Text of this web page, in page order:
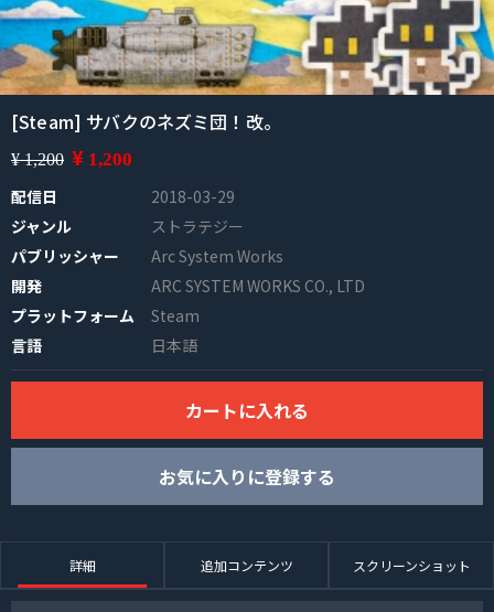
[Steam] サバクのネズミ団！改。
¥ 1,200 ¥ 1,200
配信日
2018-03-29
ジャンル
ストラテジー
パブリッシャー
Arc System Works
開発
ARC SYSTEM WORKS CO., LTD
プラットフォーム
Steam
言語
日本語
カートに入れる
お気に入りに登録する
詳細 追加コンテンツ スクリーンショット